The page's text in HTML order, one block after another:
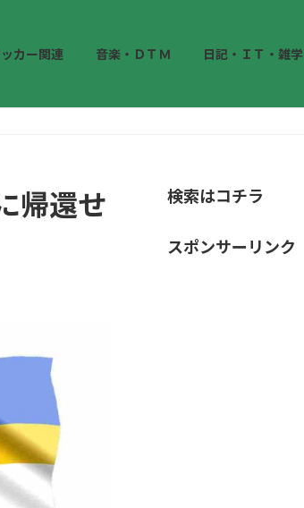
カー関連 音楽・ＤＴＭ 日記・ＩＴ・雑学
帰還せ
検索はコチラ
スポンサーリンク